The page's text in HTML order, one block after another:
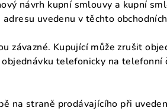
návrh kupní smlouvy a kupní
uvedenu v těchto
závazné. Kupující může zrušit
telefonicky na
na straně prodávajícího při